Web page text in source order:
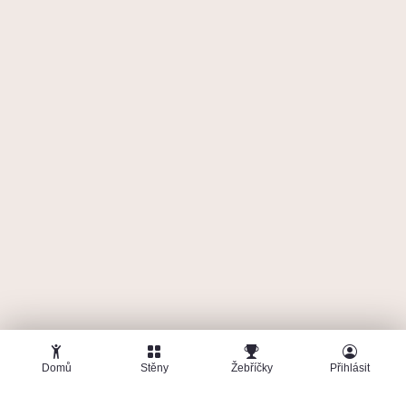
Domů Stěny Žebříčky Přihlásit